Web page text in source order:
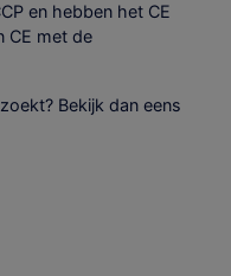
en hebben het CE
CE met de
Bekijk dan eens